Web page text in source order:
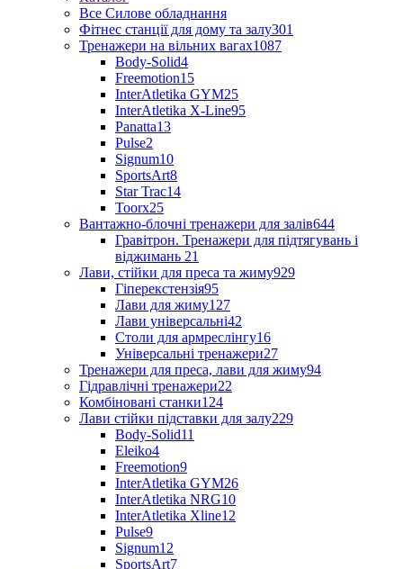
Все Силове обладнання
Фітнес станції для дому та залу301
Тренажери на вільних вагах1087
Body-Solid4
Freemotion15
InterAtletika GYM25
InterAtletika X-Line95
Panatta13
Pulse2
Signum10
SportsArt8
Star Trac14
Toorx25
Вантажно-блочні тренажери для залів644
Гравітрон. Тренажери для підтягувань і
віджимань 21
Лави, стійки для преса та жиму929
Гіперекстензія95
Лави для жиму127
Лави універсальні42
Столи для армреслінгу16
Універсальні тренажери27
Тренажери для преса, лави для жиму94
Гідравлічні тренажери22
Комбіновані станки124
Лави стійки підставки для залу229
Body-Solid11
Eleiko4
Freemotion9
InterAtletika GYM26
InterAtletika NRG10
InterAtletika Xline12
Pulse9
Signum12
SportsArt7